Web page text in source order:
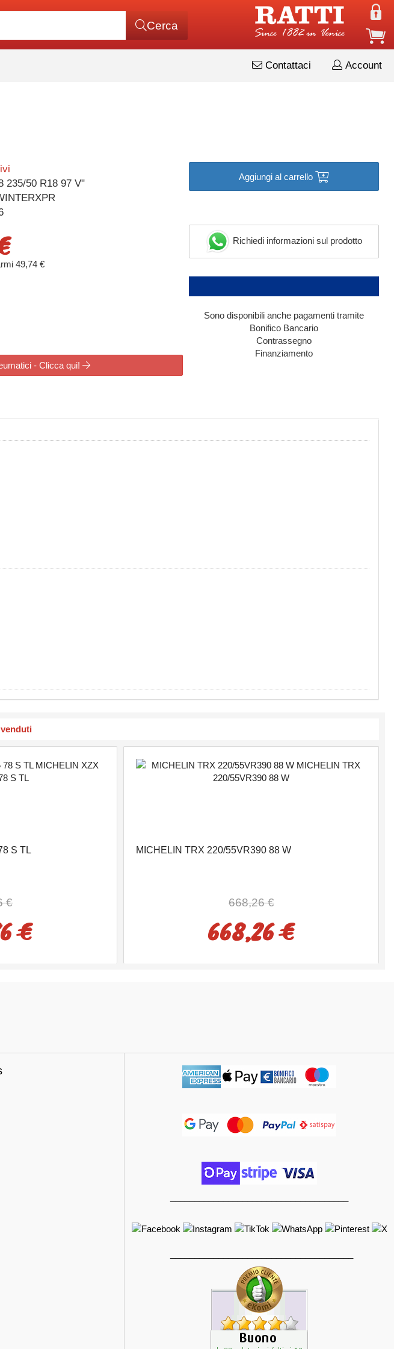
Cerca
Account
Contattaci
235/50 R18 97 V"
49,74 €
- Clicca qui!
Aggiungi al carrello
Richiedi informazioni sul prodotto
Sono disponibili anche pagamenti tramite
Bonifico Bancario
Contrassegno
Finanziamento
S TL
€
€
MICHELIN TRX 220/55VR390 88 W
668,26 €
668,26 €